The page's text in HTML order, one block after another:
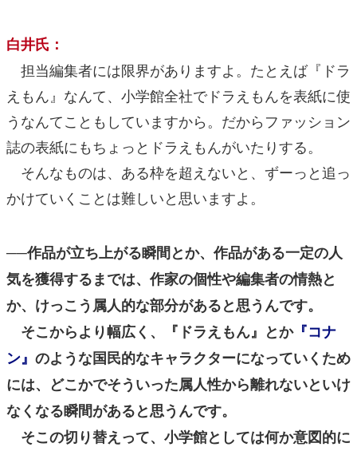
白井氏：
担当編集者には限界がありますよ。たとえば『ドラ
えもん』なんて、小学館全社でドラえもんを表紙に使
うなんてこともしていますから。だからファッション
誌の表紙にもちょっとドラえもんがいたりする。
そんなものは、ある枠を超えないと、ずーっと追っ
かけていくことは難しいと思いますよ。
──作品が立ち上がる瞬間とか、作品がある一定の人
気を獲得するまでは、作家の個性や編集者の情熱と
か、けっこう属人的な部分があると思うんです。
そこからより幅広く、『ドラえもん』とか『コナ
ン』 のような国民的なキャラクターになっていくため
には、どこかでそういった属人性から離れないといけ
なくなる瞬間があると思うんです。
そこの切り替えって、小学館としては何か意図的に